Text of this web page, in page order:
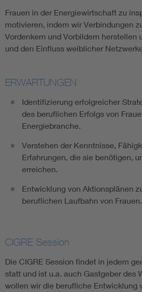
Frauen in der Energiewirtschaft zu
motivieren, indem wir Verbindungen
Vordenkern und Vorbildern herstellen
und den Einfluss weiblicher
ERWARTUNGEN
Identifizierung erfolgreicher
des beruflichen Erfolgs von
Energiebranche.
Verstehen der Kenntnisse,
Erfahrungen, die sie benötigen,
erreichen.
Entwicklung von Aktionsplänen
beruflichen Laufbahn von Frauen.
CIGRE Session
Die CIGRE Session findet in jedem
statt und ist u.a. auch Gastgeber des
wollen wir die berufliche Entwicklung